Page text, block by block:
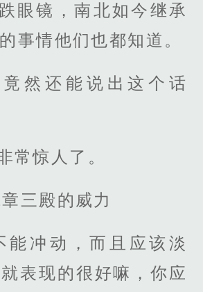
眼镜，南北如今继承
事情他们也都知道。
然还能说出这个话
常惊人了。
三殿的威力
能冲动，而且应该淡
表现的很好嘛，你应